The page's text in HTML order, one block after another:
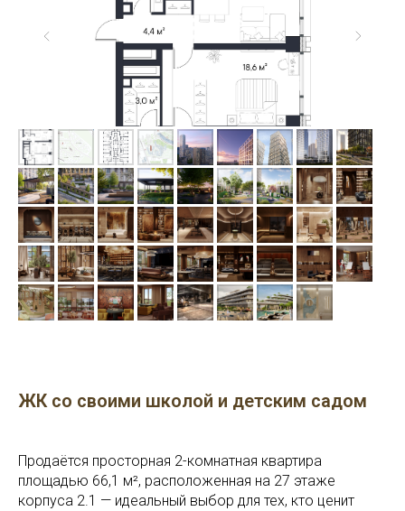
ЖК со своими школой и детским садом
Продаётся просторная 2-комнатная квартира
площадью 66,1 м², расположенная на 27 этаже
корпуса 2.1 — идеальный выбор для тех, кто ценит